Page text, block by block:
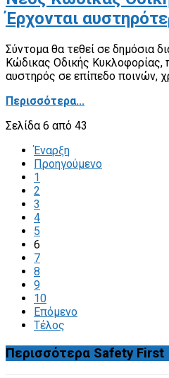
Έρχονται
Σύντομα θα τεθεί σε δημόσια
Κώδικας Οδικής Κυκλοφορίας,
αυστηρός σε επίπεδο ποινών,
Περισσότερα...
Σελίδα 6 από 43
Έναρξη
Προηγούμενο
1
2
3
4
5
6
7
8
9
10
Επόμενο
Τέλος
Περισσότερα Safety First